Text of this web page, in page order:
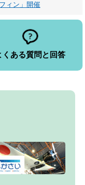
ィン」開催
くある質問と回答